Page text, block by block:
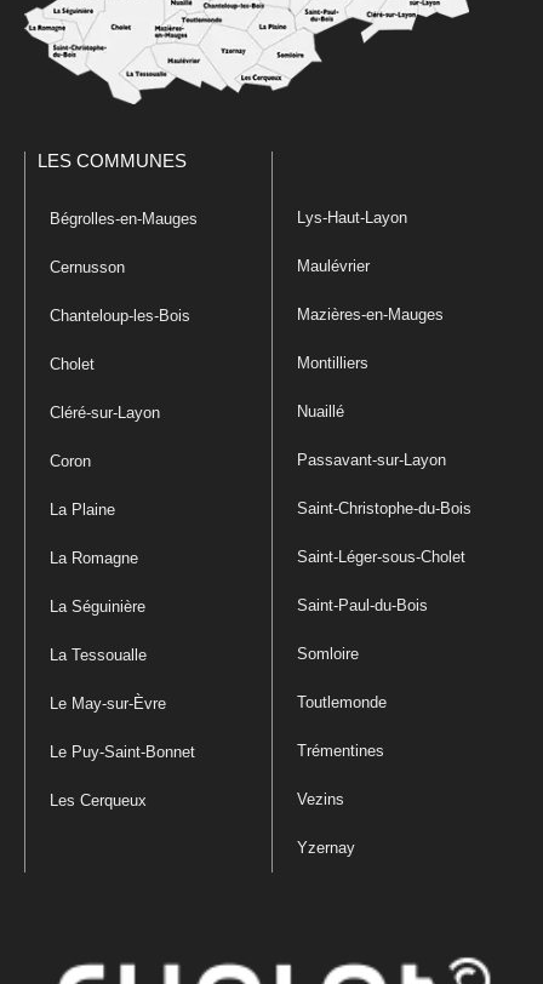
LES COMMUNES
Bégrolles-en-Mauges
Cernusson
Chanteloup-les-Bois
Cholet
Cléré-sur-Layon
Coron
La Plaine
La Romagne
La Séguinière
La Tessoualle
Le May-sur-Èvre
Le Puy-Saint-Bonnet
Les Cerqueux
Lys-Haut-Layon
Maulévrier
Mazières-en-Mauges
Montilliers
Nuaillé
Passavant-sur-Layon
Saint-Christophe-du-Bois
Saint-Léger-sous-Cholet
Saint-Paul-du-Bois
Somloire
Toutlemonde
Trémentines
Vezins
Yzernay